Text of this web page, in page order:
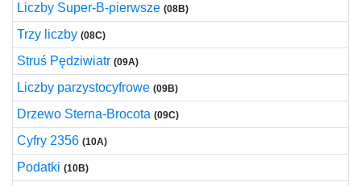
Liczby Super-B-pierwsze (08B)
Trzy liczby (08C)
Struś Pędziwiatr (09A)
Liczby parzystocyfrowe (09B)
Drzewo Sterna-Brocota (09C)
Cyfry 2356 (10A)
Podatki (10B)